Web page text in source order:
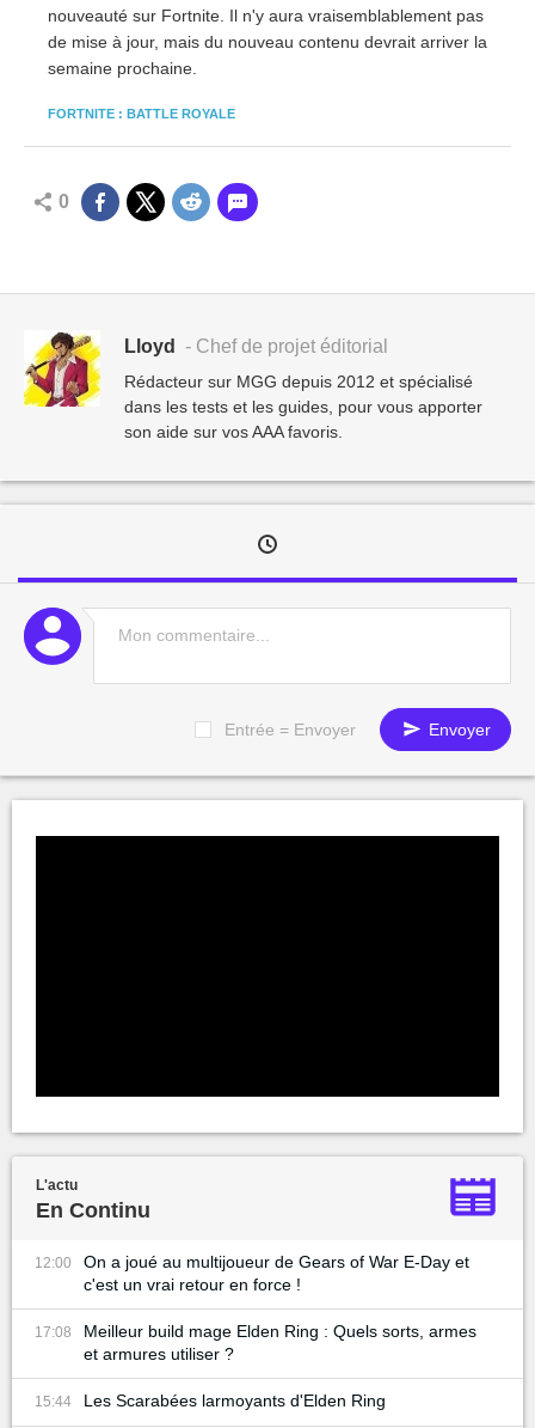
nouveauté sur Fortnite. Il n'y aura vraisemblablement pas
de mise à jour, mais du nouveau contenu devrait arriver la
semaine prochaine.
FORTNITE : BATTLE ROYALE
0
Lloyd - Chef de projet éditorial
Rédacteur sur MGG depuis 2012 et spécialisé
dans les tests et les guides, pour vous apporter
son aide sur vos AAA favoris.
Entrée = Envoyer Envoyer
L'actu
En Continu
12:00
On a joué au multijoueur de Gears of War E-Day et
c'est un vrai retour en force !
17:08
Meilleur build mage Elden Ring : Quels sorts, armes
et armures utiliser ?
15:44 Les Scarabées larmoyants d'Elden Ring